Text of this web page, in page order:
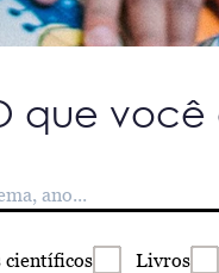
que você
científicos Livros